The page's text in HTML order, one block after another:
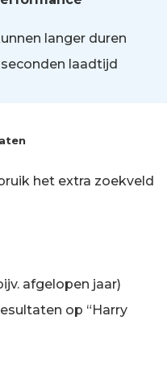
langer duren
laadtijd
het extra zoekveld
afgelopen jaar)
op “Harry